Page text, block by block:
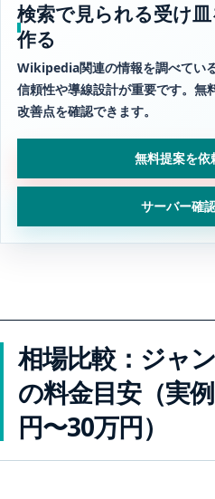
検索で見られる受け
作る
Wikipedia関連の情報を調べてい
信頼性や導線設計が重要です。無
改善点を確認できます。
無料提案を依
サーバー確
相場比較：ジャ
の料金目安（実
円〜30万円）